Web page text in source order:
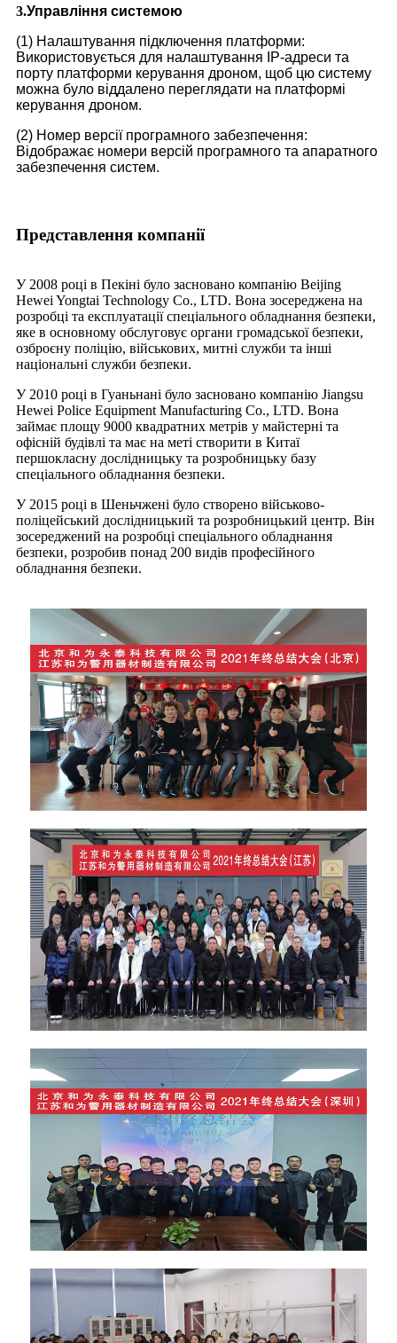
3.Управління системою
(1) Налаштування підключення платформи:
Використовується для налаштування IP-адреси та
порту платформи керування дроном, щоб цю систему
можна було віддалено переглядати на платформі
керування дроном.
(2) Номер версії програмного забезпечення:
Відображає номери версій програмного та апаратного
забезпечення систем.
Представлення компанії
У 2008 році в Пекіні було засновано компанію Beijing
Hewei Yongtai Technology Co., LTD. Вона зосереджена на
розробці та експлуатації спеціального обладнання безпеки,
яке в основному обслуговує органи громадської безпеки,
озброєну поліцію, військових, митні служби та інші
національні служби безпеки.
У 2010 році в Гуаньнані було засновано компанію Jiangsu
Hewei Police Equipment Manufacturing Co., LTD. Вона
займає площу 9000 квадратних метрів у майстерні та
офісній будівлі та має на меті створити в Китаї
першокласну дослідницьку та розробницьку базу
спеціального обладнання безпеки.
У 2015 році в Шеньчжені було створено військово-
поліцейський дослідницький та розробницький центр. Він
зосереджений на розробці спеціального обладнання
безпеки, розробив понад 200 видів професійного
обладнання безпеки.